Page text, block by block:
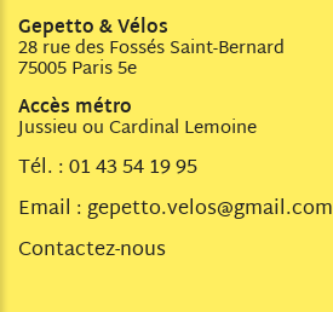
Gepetto & Vélos
28 rue des Fossés Saint-Bernard
75005 Paris 5e
Accès métro
Jussieu ou Cardinal Lemoine
Tél. :01 43 54 19 95
Email :gepetto.velos@gmail.com
Contactez-nous